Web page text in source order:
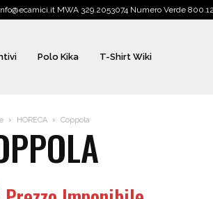
MWA 329.2053074 Numero Verde
Polo Kika T-Shirt Wiki
HORECA Coppola